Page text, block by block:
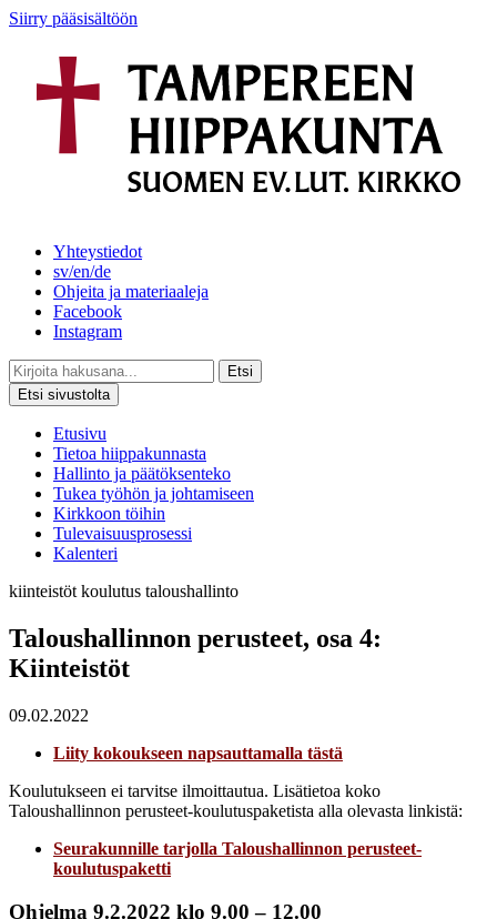
Siirry pääsisältöön
Yhteystiedot
sv/en/de
Ohjeita ja materiaaleja
Facebook
Instagram
Etsi
Etsi sivustolta
Etusivu
Tietoa hiippakunnasta
Hallinto ja päätöksenteko
Tukea työhön ja johtamiseen
Kirkkoon töihin
Tulevaisuusprosessi
Kalenteri
kiinteistöt koulutus taloushallinto
Taloushallinnon perusteet, osa 4:
Kiinteistöt
09.02.2022
Liity kokoukseen napsauttamalla tästä
Koulutukseen ei tarvitse ilmoittautua. Lisätietoa koko
Taloushallinnon perusteet-koulutuspaketista alla olevasta linkistä:
Seurakunnille tarjolla Taloushallinnon perusteet-
koulutuspaketti
Ohjelma 9.2.2022 klo 9.00 – 12.00